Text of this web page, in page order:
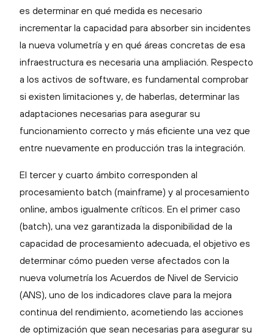
es determinar en qué medida es necesario
incrementar la capacidad para absorber sin incidentes
la nueva volumetría y en qué áreas concretas de esa
infraestructura es necesaria una ampliación. Respecto
a los activos de software, es fundamental comprobar
si existen limitaciones y, de haberlas, determinar las
adaptaciones necesarias para asegurar su
funcionamiento correcto y más eficiente una vez que
entre nuevamente en producción tras la integración.
El tercer y cuarto ámbito corresponden al
procesamiento batch (mainframe) y al procesamiento
online, ambos igualmente críticos. En el primer caso
(batch), una vez garantizada la disponibilidad de la
capacidad de procesamiento adecuada, el objetivo es
determinar cómo pueden verse afectados con la
nueva volumetría los Acuerdos de Nivel de Servicio
(ANS), uno de los indicadores clave para la mejora
continua del rendimiento, acometiendo las acciones
de optimización que sean necesarias para asegurar su